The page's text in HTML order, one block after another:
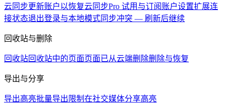
云同步更新账户以恢复云同步Pro 试用与订阅 账户设置扩展连
接状态退出登录与本地模式同步冲突 — 刷新后继续
回收站与删除
回收站回收站中的页面页面已从云端删除删除与恢复
导出与分享
导出高亮批量导出限制 在社交媒体分享高亮